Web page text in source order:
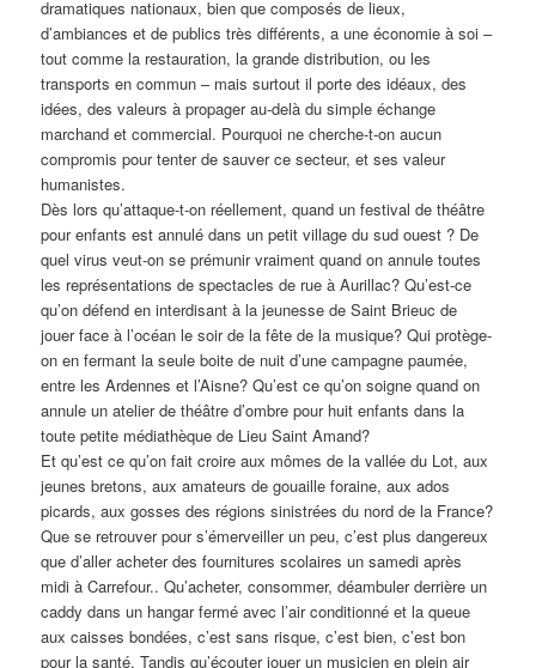
dramatiques nationaux, bien que composés de lieux,
d’ambiances et de publics très différents, a une économie à soi –
tout comme la restauration, la grande distribution, ou les
transports en commun – mais surtout il porte des idéaux, des
idées, des valeurs à propager au-delà du simple échange
marchand et commercial. Pourquoi ne cherche-t-on aucun
compromis pour tenter de sauver ce secteur, et ses valeur
humanistes.
Dès lors qu’attaque-t-on réellement, quand un festival de théâtre
pour enfants est annulé dans un petit village du sud ouest ? De
quel virus veut-on se prémunir vraiment quand on annule toutes
les représentations de spectacles de rue à Aurillac? Qu’est-ce
qu’on défend en interdisant à la jeunesse de Saint Brieuc de
jouer face à l’océan le soir de la fête de la musique? Qui protège-
on en fermant la seule boite de nuit d’une campagne paumée,
entre les Ardennes et l’Aisne? Qu’est ce qu’on soigne quand on
annule un atelier de théâtre d’ombre pour huit enfants dans la
toute petite médiathèque de Lieu Saint Amand?
Et qu’est ce qu’on fait croire aux mômes de la vallée du Lot, aux
jeunes bretons, aux amateurs de gouaille foraine, aux ados
picards, aux gosses des régions sinistrées du nord de la France?
Que se retrouver pour s’émerveiller un peu, c’est plus dangereux
que d’aller acheter des fournitures scolaires un samedi après
midi à Carrefour.. Qu’acheter, consommer, déambuler derrière un
caddy dans un hangar fermé avec l’air conditionné et la queue
aux caisses bondées, c’est sans risque, c’est bien, c’est bon
pour la santé. Tandis qu’écouter jouer un musicien en plein air